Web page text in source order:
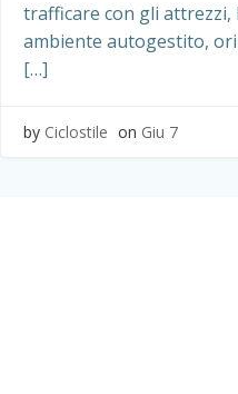
trafficare con gli
ambiente autogestito,
[…]
by Ciclostile on Giu 7